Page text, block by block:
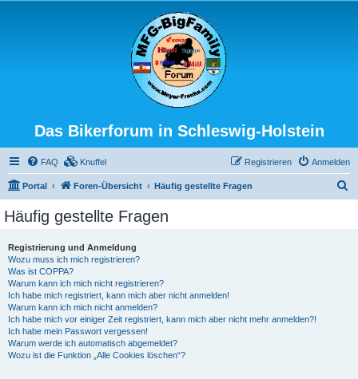
Das Bikerforum in Schleswig-Holstein
FAQ Knuffel Anmelden
Registrieren
Portal Foren-Übersicht Häufig gestellte Fragen
Häufig gestellte Fragen
Registrierung und Anmeldung
Wozu muss ich mich registrieren?
Was ist COPPA?
Warum kann ich mich nicht registrieren?
Ich habe mich registriert, kann mich aber nicht anmelden!
Warum kann ich mich nicht anmelden?
Ich habe mich vor einiger Zeit registriert, kann mich aber nicht mehr anmelden?!
Ich habe mein Passwort vergessen!
Warum werde ich automatisch abgemeldet?
Wozu ist die Funktion „Alle Cookies löschen“?